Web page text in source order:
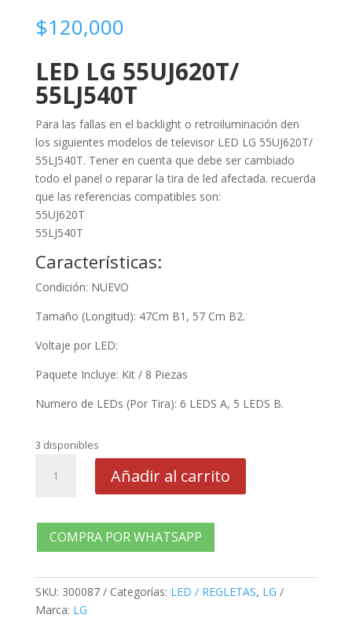
$120,000
LED LG 55UJ620T/
55LJ540T
Para las fallas en el backlight o retroiluminación den
los siguientes modelos de televisor LED LG 55UJ620T/
55LJ540T. Tener en cuenta que debe ser cambiado
todo el panel o reparar la tira de led afectada. recuerda
que las referencias compatibles son:
55UJ620T
55LJ540T
Características:
Condición: NUEVO
Tamaño (Longitud): 47Cm B1, 57 Cm B2.
Voltaje por LED:
Paquete Incluye: Kit / 8 Piezas
Numero de LEDs (Por Tira): 6 LEDS A, 5 LEDS B.
3 disponibles
4A+4B
cantidad
Añadir al carrito
COMPRA POR WHATSAPP
SKU: 300087 Categorías: LED / REGLETAS, LG
Marca: LG